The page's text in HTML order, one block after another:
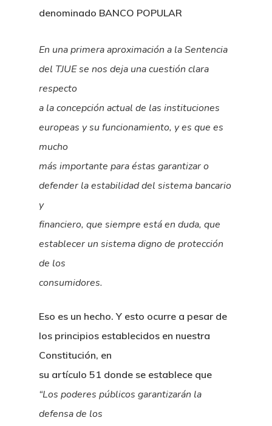
denominado BANCO POPULAR
En una primera aproximación a la Sentencia
del TJUE se nos deja una cuestión clara
respecto
a la concepción actual de las instituciones
europeas y su funcionamiento, y es que es
mucho
más importante para éstas garantizar o
defender la estabilidad del sistema bancario
y
financiero, que siempre está en duda, que
establecer un sistema digno de protección
de los
consumidores.
Eso es un hecho. Y esto ocurre a pesar de
los principios establecidos en nuestra
Constitución, en
su artículo 51 donde se establece que
“Los poderes públicos garantizarán la
defensa de los